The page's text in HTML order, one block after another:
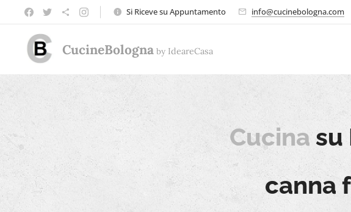
Si Riceve su Appuntamento info@cucinebologna.com
CucineBologna by IdeareCasa
Cucina su
canna